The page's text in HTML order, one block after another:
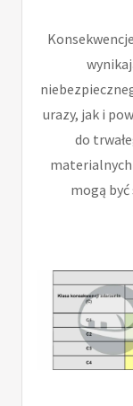
urazy, jak i
do
mogą